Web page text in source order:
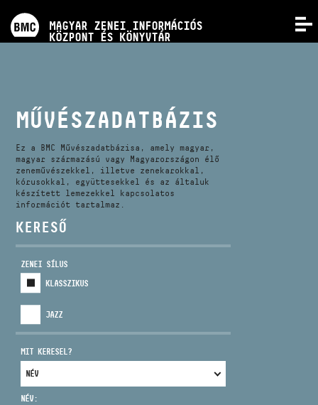
MAGYAR ZENEI INFORMÁCIÓS
KÖZPONT ÉS KÖNYVTÁR
KÉPZÉSEK
KIADVÁNYOK
RÓLUNK
KAPCSOLAT
VIDEÓ GALÉRIA
MŰVÉSZADATBÁZIS
Ez a BMC Művészadatbázisa, amely magyar,
magyar származású vagy Magyarországon élő
zeneművészekkel, illetve zenekarokkal,
kórusokkal, együttesekkel és az általuk
készített lemezekkel kapcsolatos
információt tartalmaz.
KERESŐ
ZENEI SÍLUS
KLASSZIKUS
JAZZ
MIT KERESEL?
NÉV: